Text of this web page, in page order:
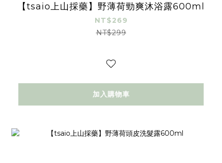
【tsaio上山採藥】野薄荷勁爽沐浴露600ml
NT$269
NT$299
加入購物車